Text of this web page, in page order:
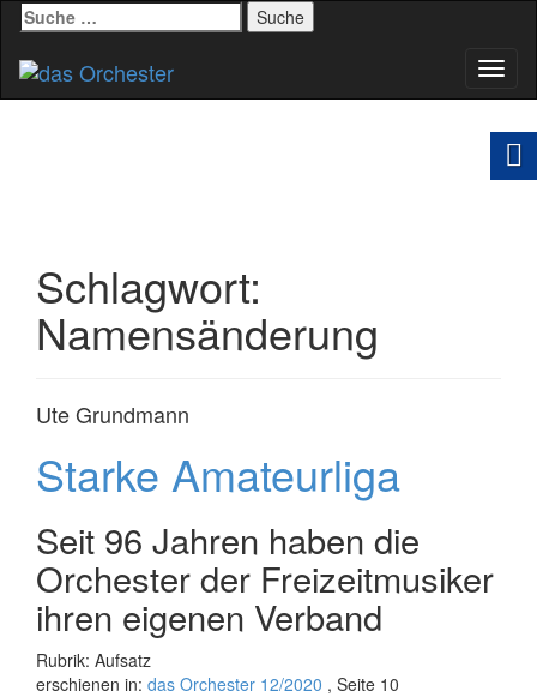
Suche
nach:
Schlagwort:
Namensänderung
Ute Grundmann
Starke Amateurliga
Seit 96 Jahren haben die
Orchester der Freizeitmusiker
ihren eigenen Verband
Rubrik: Aufsatz
erschienen in: das Orchester 12/2020 , Seite 10